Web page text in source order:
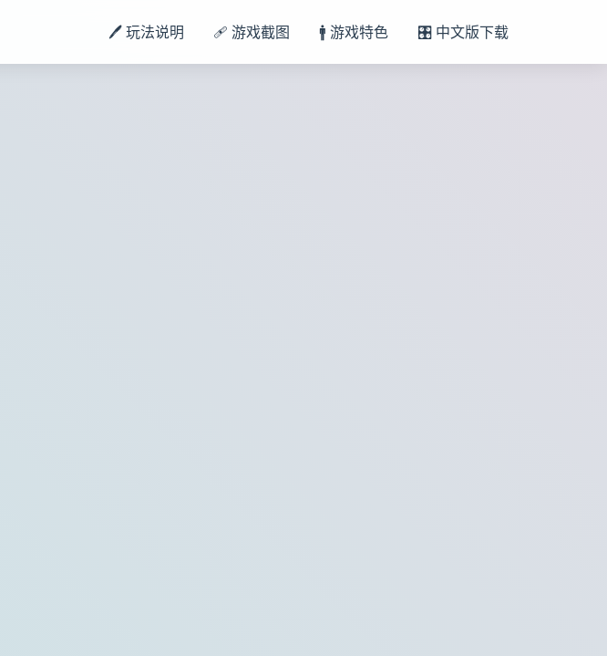
🖊️ 玩法说明 🩹 游戏截图 🚹 游戏特色 🎛️ 中文版下载